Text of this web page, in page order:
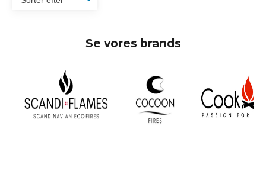
Se vores brands